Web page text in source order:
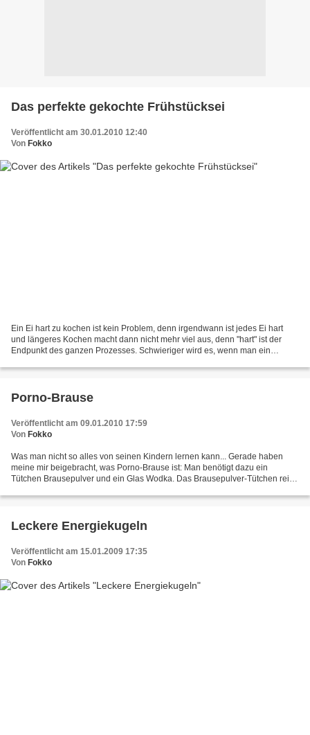
Das perfekte gekochte Frühstücksei
Veröffentlicht am 30.01.2010 12:40
Von Fokko
Ein Ei hart zu kochen ist kein Problem, denn irgendwann ist jedes Ei hart
und längeres Kochen macht dann nicht mehr viel aus, denn "hart" ist der
Endpunkt des ganzen Prozesses. Schwieriger wird es, wenn man ein
Porno-Brause
Veröffentlicht am 09.01.2010 17:59
Von Fokko
Was man nicht so alles von seinen Kindern lernen kann... Gerade haben
meine mir beigebracht, was Porno-Brause ist: Man benötigt dazu ein
Tütchen Brausepulver und ein Glas Wodka. Das Brausepulver-Tütchen reißt
Leckere Energiekugeln
Veröffentlicht am 15.01.2009 17:35
Von Fokko